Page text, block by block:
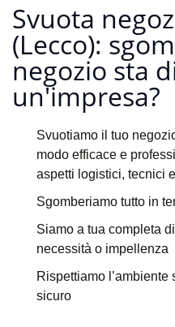
Svuota
(Lecco):
negozio sta
un'impresa?​
Svuotiamo il tuo
modo efficace e
aspetti logistici, tecnici
Sgomberiamo tutto in
Siamo a tua completa
necessità o impellenza
Rispettiamo
sicuro